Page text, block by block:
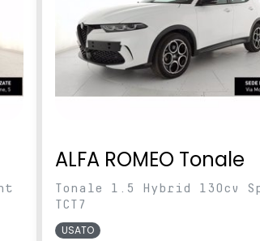
della
indiretto
Sistema di
vigilanza del
fino a 174 km/h Volante in pelle TEP
ALFA ROMEO Tonale
Tonale 1.5 Hybrid 130cv
TCT7
USATO